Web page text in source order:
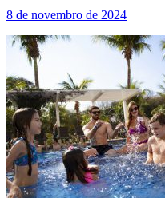
8 de novembro de 2024